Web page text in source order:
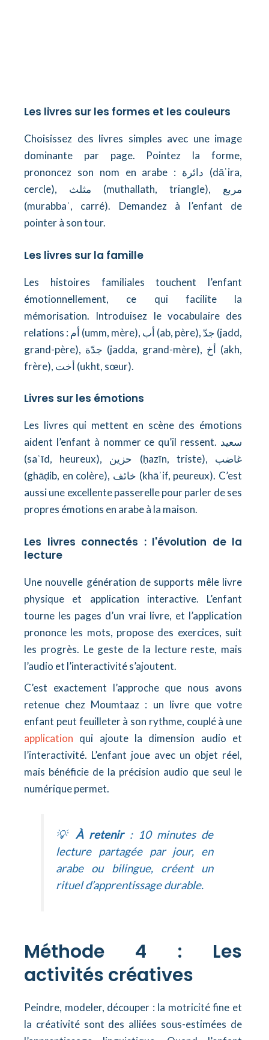
Les livres sur les formes et les couleurs
Choisissez des livres simples avec une image
dominante par page. Pointez la forme,
prononcez son nom en arabe : دائرة (dāʾira,
cercle), مثلث (muthallath, triangle), مربع
(murabbaʿ, carré). Demandez à l’enfant de
pointer à son tour.
Les livres sur la famille
Les histoires familiales touchent l’enfant
émotionnellement, ce qui facilite la
mémorisation. Introduisez le vocabulaire des
relations : أم (umm, mère), أب (ab, père), جدّ (jadd,
grand-père), جدّة (jadda, grand-mère), أخ (akh,
frère), أخت (ukht, sœur).
Livres sur les émotions
Les livres qui mettent en scène des émotions
aident l’enfant à nommer ce qu’il ressent. سعيد
(saʿīd, heureux), حزين (ḥazīn, triste), غاضب
(ghāḍib, en colère), خائف (khāʾif, peureux). C’est
aussi une excellente passerelle pour parler de ses
propres émotions en arabe à la maison.
Les livres connectés : l'évolution de la
lecture
Une nouvelle génération de supports mêle livre
physique et application interactive. L’enfant
tourne les pages d’un vrai livre, et l’application
prononce les mots, propose des exercices, suit
les progrès. Le geste de la lecture reste, mais
l’audio et l’interactivité s’ajoutent.
C’est exactement l’approche que nous avons
retenue chez Moumtaaz : un livre que votre
enfant peut feuilleter à son rythme, couplé à une
application qui ajoute la dimension audio et
l’interactivité. L’enfant joue avec un objet réel,
mais bénéficie de la précision audio que seul le
numérique permet.
💡À retenir: 10 minutes de
lecture partagée par jour, en
arabe ou bilingue, créent un
rituel d’apprentissage durable.
Méthode 4 : Les
activités créatives
Peindre, modeler, découper : la motricité fine et
la créativité sont des alliées sous-estimées de